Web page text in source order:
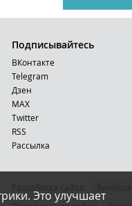
Это улучшает
Подписывайтесь
ВКонтакте
Telegram
Дзен
MAX
Тwitter
RSS
Рассылка